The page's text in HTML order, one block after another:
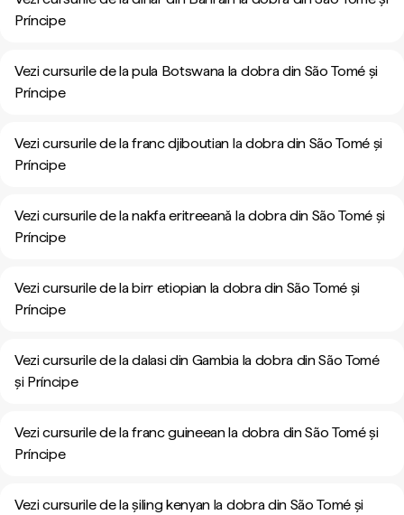
Príncipe
Vezi cursurile de la pula Botswana la dobra din São Tomé și
Príncipe
Vezi cursurile de la franc djiboutian la dobra din São Tomé și
Príncipe
Vezi cursurile de la nakfa eritreeană la dobra din São Tomé și
Príncipe
Vezi cursurile de la birr etiopian la dobra din São Tomé și
Príncipe
Vezi cursurile de la dalasi din Gambia la dobra din São Tomé
și Príncipe
Vezi cursurile de la franc guineean la dobra din São Tomé și
Príncipe
Vezi cursurile de la șiling kenyan la dobra din São Tomé și